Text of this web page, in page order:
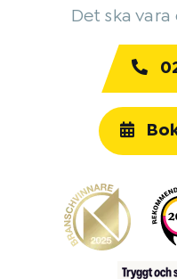
Det ska